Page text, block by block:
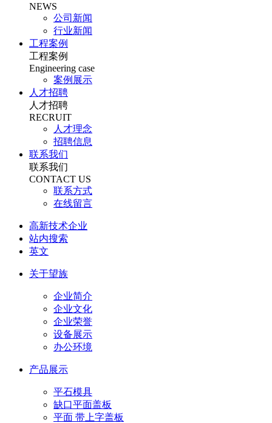
NEWS
公司新闻
行业新闻
工程案例
工程案例
Engineering case
案例展示
人才招聘
人才招聘
RECRUIT
人才理念
招聘信息
联系我们
联系我们
CONTACT US
联系方式
在线留言
高新技术企业
站内搜索
英文
关于望族
企业简介
企业文化
企业荣誉
设备展示
办公环境
产品展示
平石模具
缺口平面盖板
平面 带上字盖板